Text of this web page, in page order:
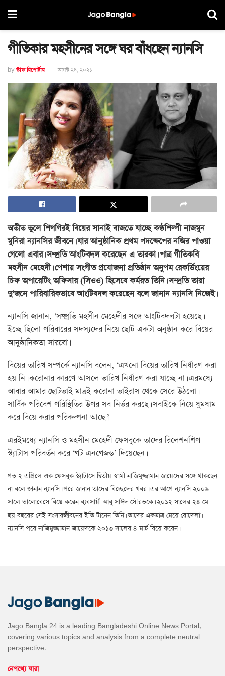
গীতিকার মহসীনের সঙ্গে ঘর বাঁধছেন ন্যানসি
by স্টাফ রিপোর্টার আগস্ট ২৪, ২০২১
অতীত ভুলে শিগগিরই বিয়ের সানাই বাজতে যাচ্ছে কণ্ঠশিল্পী নাজমুন
মুনিরা ন্যানসির জীবনে। যার আনুষ্ঠানিক প্রথম পদক্ষেপের নজির পাওয়া
গেলো এবার। সম্প্রতি আংটিবদল করেছেন এ তারকা। পাত্র গীতিকবি
মহসীন মেহেদী। পেশায় সংগীত প্রযোজনা প্রতিষ্ঠান অনুপম রেকর্ডিংয়ের
চিফ অপারেটিং অফিসার (সিওও) হিসেবে কর্মরত তিনি। সম্প্রতি তারা
দু’জনে পারিবারিকভাবে আংটিবদল করেছেন বলে জানান ন্যানসি নিজেই।
ন্যানসি জানান, ‘সম্প্রতি মহসীন মেহেদীর সঙ্গে আংটিবদলটা হয়েছে।
ইচ্ছে ছিলো পরিবারের সদস্যদের নিয়ে ছোট একটা অনুষ্ঠান করে বিয়ের
আনুষ্ঠানিকতা সারবো।’
বিয়ের তারিখ সম্পর্কে ন্যানসি বলেন, ‘এখনো বিয়ের তারিখ নির্ধারণ করা
হয় নি। করোনার কারণে আসলে তারিখ নির্ধারণ করা যাচ্ছে না। এরমধ্যে
আবার আমার ছোটভাই মাত্রই করোনা ভাইরাস থেকে সেরে উঠলো।
সার্বিক পরিবেশ পরিস্থিতির উপর সব নির্ভর করছে। সবাইকে নিয়ে ধুমধাম
করে বিয়ে করার পরিকল্পনা আছে।’
এরইমধ্যে ন্যানসি ও মহসীন মেহেদী ফেসবুকে তাদের রিলেশনশিপ
স্ট্যাটাস পরিবর্তন করে ‘গট এনগেজড’ দিয়েছেন।
গত ২ এপ্রিলে এক ফেসবুক স্ট্যাটাসে দ্বিতীয় স্বামী নাজিমুজ্জামান জায়েদের সঙ্গে থাকছেন
না বলে জানান ন্যানসি। পরে জানান তাদের বিচ্ছেদের খবর। এর আগে ন্যানসি ২০০৬
সালে ভালোবেসে বিয়ে করেন ব্যবসায়ী আবু সাঈদ সৌরভকে। ২০১২ সালের ২৪ মে
ছয় বছরের সেই সংসারজীবনের ইতি টানেন তিনি। তাদের একমাত্র মেয়ে রোদেলা।
ন্যানসি পরে নাজিমুজ্জামান জায়েদকে ২০১৩ সালের ৪ মার্চ বিয়ে করেন।
Jago Bangla 24 is a leading Bangladeshi Online News Portal,
covering various topics and analysis from a complete neutral
perspective.
নেপথ্যে যারা